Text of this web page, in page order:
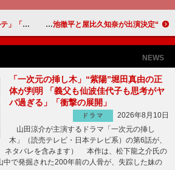
生を重ね合わせたんじゃないかな」 “MOJOプロジェクト”第2弾、ミュージカル「どろんぱ」に ミュージカル界の実力派2人、小池徹平と屋比久知奈が出演決定
NEWS
「一次元の挿し木」“紫陽”堀田真由の正
体が判明 「義父も仙波佳代子も思考がヤ
バ過ぎる」「衝撃の展開」
ドラマ
2026年8月10日
山田涼介が主演するドラマ「一次元の挿し
木」（読売テレビ・日本テレビ系）の第6話が、
ネタバレを含みます） 本作は、松下龍之介氏の
中で発掘された200年前の人骨が、失踪した妹の